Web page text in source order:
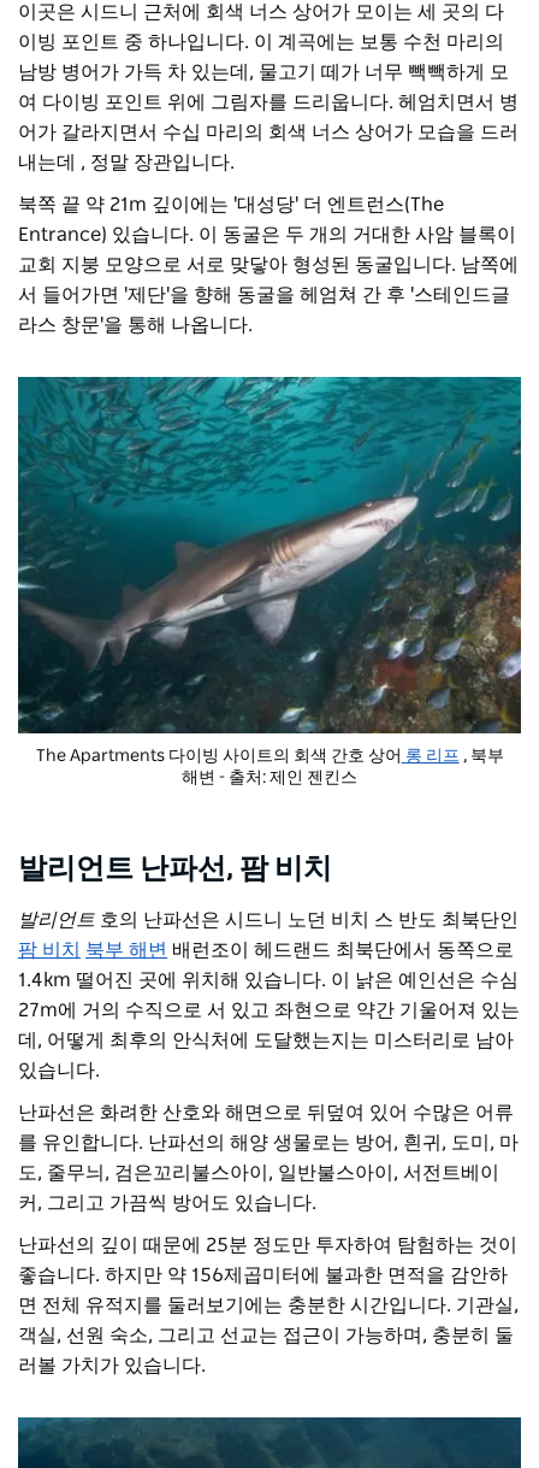
이곳은 시드니 근처에 회색 너스 상어가 모이는 세 곳의 다
이빙 포인트 중 하나입니다. 이 계곡에는 보통 수천 마리의
남방 병어가 가득 차 있는데, 물고기 떼가 너무 빽빽하게 모
여 다이빙 포인트 위에 그림자를 드리웁니다. 헤엄치면서 병
어가 갈라지면서 수십 마리의 회색 너스 상어가 모습을 드러
내는데 , 정말 장관입니다.
북쪽 끝 약 21m 깊이에는 '대성당' 더 엔트런스(The
Entrance) 있습니다. 이 동굴은 두 개의 거대한 사암 블록이
교회 지붕 모양으로 서로 맞닿아 형성된 동굴입니다. 남쪽에
서 들어가면 '제단'을 향해 동굴을 헤엄쳐 간 후 '스테인드글
라스 창문'을 통해 나옵니다.
The Apartments 다이빙 사이트의 회색 간호 상어 롱 리프 , 북부
해변 - 출처: 제인 젠킨스
발리언트 난파선, 팜 비치
발리언트 호의 난파선은 시드니 노던 비치
스 반도 최북단인
팜 비치
북부 해변 배런조이 헤드랜드 최북단에서 동쪽으로
1.4km 떨어진 곳에 위치해 있습니다. 이 낡은 예인선은 수심
27m에 거의 수직으로 서 있고 좌현으로 약간 기울어져 있는
데, 어떻게 최후의 안식처에 도달했는지는 미스터리로 남아
있습니다.
난파선은 화려한 산호와 해면으로 뒤덮여 있어 수많은 어류
를 유인합니다. 난파선의 해양 생물로는 방어, 흰귀, 도미, 마
도, 줄무늬, 검은꼬리불스아이, 일반불스아이, 서전트베이
커, 그리고 가끔씩 방어도 있습니다.
난파선의 깊이 때문에 25분 정도만 투자하여 탐험하는 것이
좋습니다. 하지만 약 156제곱미터에 불과한 면적을 감안하
면 전체 유적지를 둘러보기에는 충분한 시간입니다. 기관실,
객실, 선원 숙소, 그리고 선교는 접근이 가능하며, 충분히 둘
러볼 가치가 있습니다.